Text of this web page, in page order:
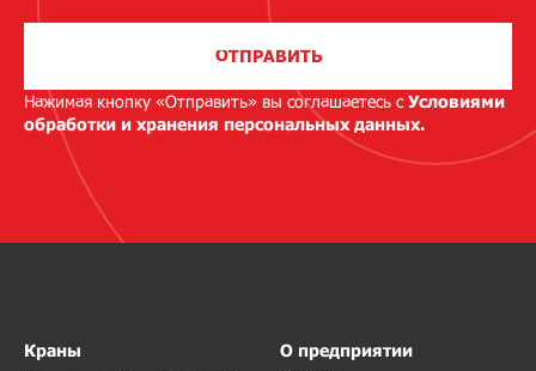
ОТПРАВИТЬ
Нажимая кнопку «Отправить» вы соглашаетесь сУсловиями
обработки и хранения персональных данных.
Краны О предприятии